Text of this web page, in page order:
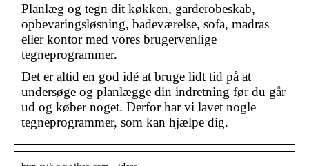
Planlæg og tegn dit køkken, garderobeskab,
opbevaringsløsning, badeværelse, sofa, madras
eller kontor med vores brugervenlige
tegneprogrammer.
Det er altid en god idé at bruge lidt tid på at
undersøge og planlægge din indretning før du går
ud og køber noget. Derfor har vi lavet nogle
tegneprogrammer, som kan hjælpe dig.